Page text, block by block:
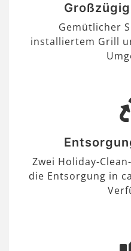
Gemütlicher
installiertem Grill
Zwei Holiday-
die Entsorgung in